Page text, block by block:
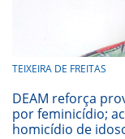
TEIXEIRA DE FREITAS
DEAM reforça
por feminicídio;
homicídio de